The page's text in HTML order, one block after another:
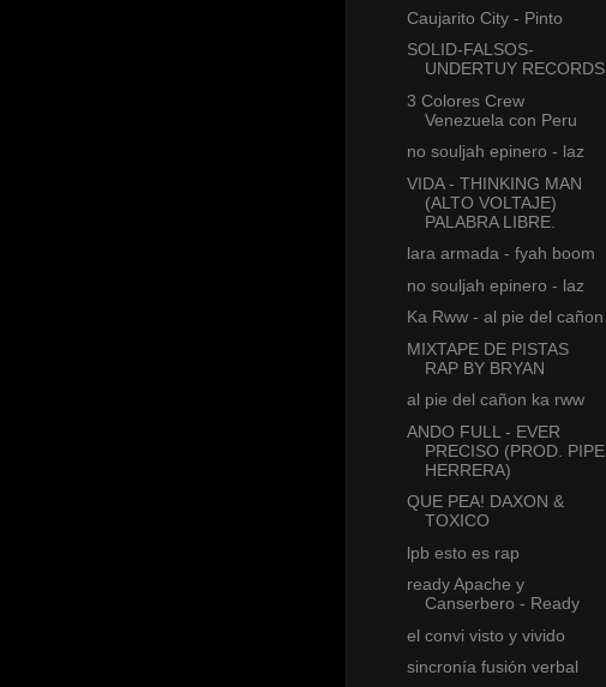
Caujarito City - Pinto
SOLID-FALSOS-
UNDERTUY RECORDS
3 Colores Crew
Venezuela con Peru
no souljah epinero - laz
VIDA - THINKING MAN
(ALTO VOLTAJE)
PALABRA LIBRE.
lara armada - fyah boom
no souljah epinero - laz
Ka Rww - al pie del cañon
MIXTAPE DE PISTAS
RAP BY BRYAN
al pie del cañon ka rww
ANDO FULL - EVER
PRECISO (PROD. PIPE
HERRERA)
QUE PEA! DAXON &
TOXICO
lpb esto es rap
ready Apache y
Canserbero - Ready
el convi visto y vivido
sincronía fusión verbal